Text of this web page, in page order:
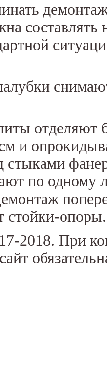
составлять
отделяют
и
стыками
по одному
стойки-опоры.
2018. При